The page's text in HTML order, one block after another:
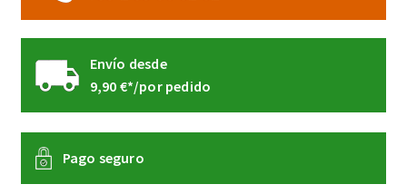
Envío desde
9,90 €*/por pedido
Pago seguro